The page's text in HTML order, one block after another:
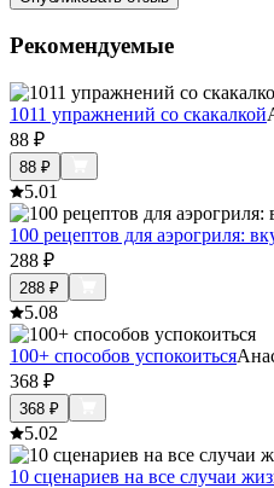
Рекомендуемые
1011 упражнений со скакалкой
88 ₽
88 ₽
5.01
100 рецептов для аэрогриля:
288 ₽
288 ₽
5.08
100+ способов успокоиться
368 ₽
368 ₽
5.02
10 сценариев на все случаи